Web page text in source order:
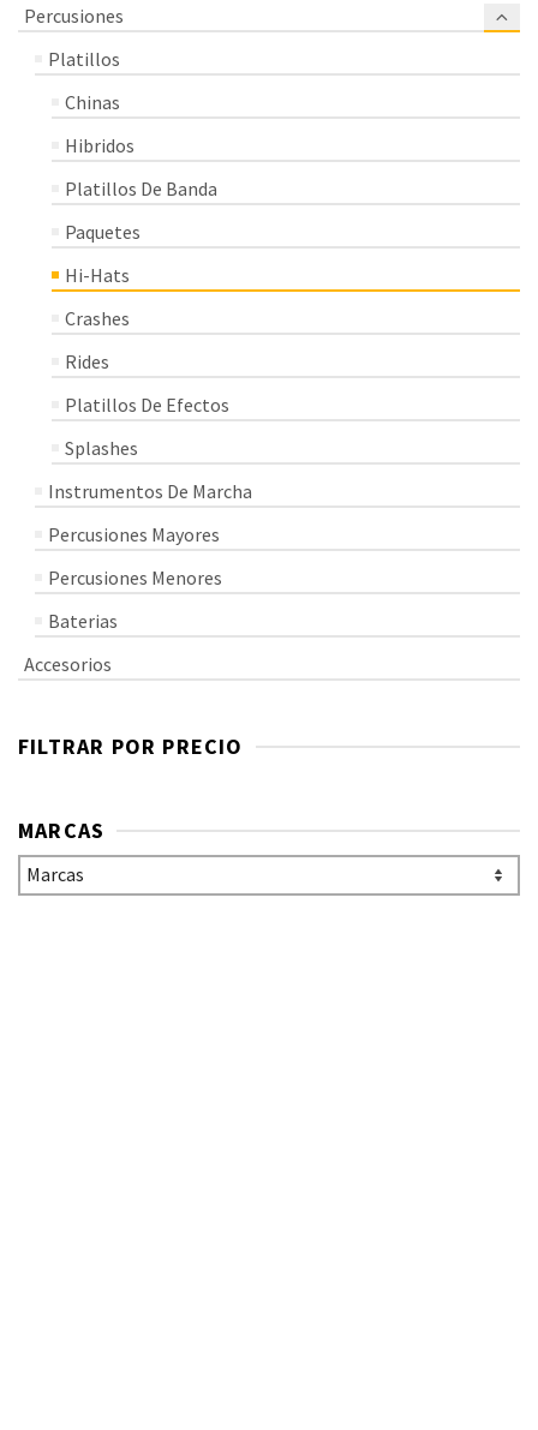
Percusiones
Platillos
Chinas
Hibridos
Platillos De Banda
Paquetes
Hi-Hats
Crashes
Rides
Platillos De Efectos
Splashes
Instrumentos De Marcha
Percusiones Mayores
Percusiones Menores
Baterias
Accesorios
FILTRAR POR PRECIO
MARCAS